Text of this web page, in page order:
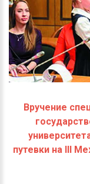
Вручение
путевки на III